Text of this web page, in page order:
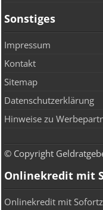
Sonstiges
Impressum
Kontakt
Sitemap
Datenschutzerklärung
Hinweise zu
© Copyright
Onlinekredit mit
Onlinekredit mit